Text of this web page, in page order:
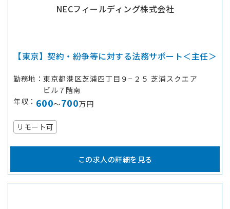
NECフィールディング株式会社
【東京】契約・紛争等に対する法務サポート＜主任＞
勤務地
東京都港区芝浦四丁目９−２５ 芝浦スクエア
ビル７階南
年収
600～700万円
リモート可
この求人の詳細を見る